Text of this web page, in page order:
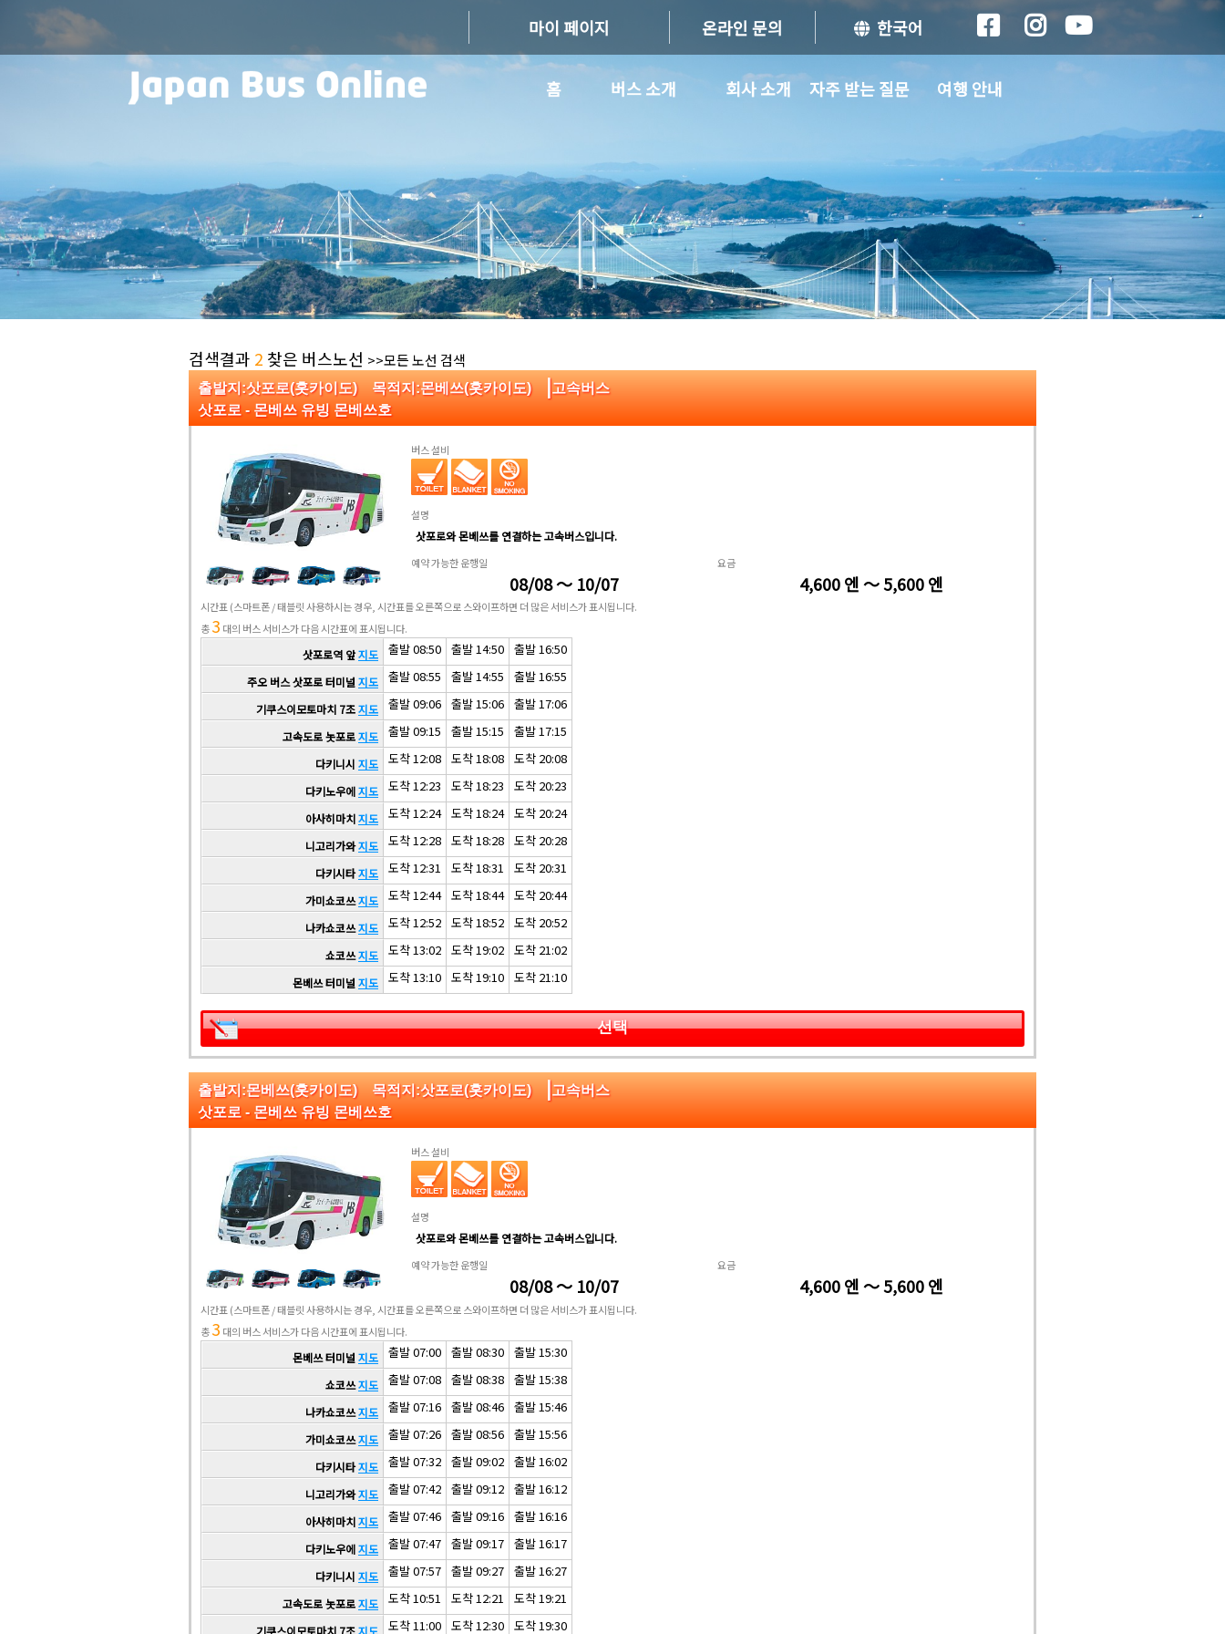
마이 페이지 온라인 문의 한국어
홈 버스 소개 회사 소개 자주 받는 질문 여행 안내
검색결과 2 찾은 버스노선 >>모든 노선 검색
출발지:삿포로(홋카이도) 목적지:몬베쓰(홋카이도) |고속버스
삿포로 - 몬베쓰 유빙 몬베쓰호
버스 설비
설명
삿포로와 몬베쓰를 연결하는 고속버스입니다.
예약 가능한 운행일
08/08 ～ 10/07
요금
4,600 엔 ～ 5,600 엔
시간표(스마트폰 / 태블릿 사용하시는 경우, 시간표를 오른쪽으로 스와이프하면 더 많은 서비스가 표시됩니다.
총3 대의 버스 서비스가 다음 시간표에 표시됩니다.
삿포로역 앞지도 출발 08:50 출발 14:50 출발 16:50
주오 버스 삿포로 터미널지도 출발 08:55 출발 14:55 출발 16:55
기쿠스이모토마치 7조지도 출발 09:06 출발 15:06 출발 17:06
고속도로 놋포로지도 출발 09:15 출발 15:15 출발 17:15
다키니시 지도 도착 12:08 도착 18:08 도착 20:08
다키노우에지도 도착 12:23 도착 18:23 도착 20:23
아사히마치지도 도착 12:24 도착 18:24 도착 20:24
니고리가와지도 도착 12:28 도착 18:28 도착 20:28
다키시타지도 도착 12:31 도착 18:31 도착 20:31
가미쇼코쓰지도 도착 12:44 도착 18:44 도착 20:44
나카쇼코쓰지도 도착 12:52 도착 18:52 도착 20:52
쇼코쓰지도 도착 13:02 도착 19:02 도착 21:02
몬베쓰 터미널지도 도착 13:10 도착 19:10 도착 21:10
선택
출발지:몬베쓰(홋카이도) 목적지:삿포로(홋카이도) |고속버스
삿포로 - 몬베쓰 유빙 몬베쓰호
버스 설비
설명
삿포로와 몬베쓰를 연결하는 고속버스입니다.
예약 가능한 운행일
08/08 ～ 10/07
요금
4,600 엔 ～ 5,600 엔
시간표 (스마트폰 / 태블릿 사용하시는 경우, 시간표를 오른쪽으로 스와이프하면 더 많은 서비스가 표시됩니다.
총3 대의 버스 서비스가 다음 시간표에 표시됩니다.
몬베쓰 터미널 지도 출발 07:00 출발 08:30 출발 15:30
쇼코쓰지도 출발 07:08 출발 08:38 출발 15:38
나카쇼코쓰지도 출발 07:16 출발 08:46 출발 15:46
가미쇼코쓰지도 출발 07:26 출발 08:56 출발 15:56
다키시타지도 출발 07:32 출발 09:02 출발 16:02
니고리가와지도 출발 07:42 출발 09:12 출발 16:12
아사히마치지도 출발 07:46 출발 09:16 출발 16:16
다키노우에지도 출발 07:47 출발 09:17 출발 16:17
다키니시 지도 출발 07:57 출발 09:27 출발 16:27
고속도로 놋포로지도 도착 10:51 도착 12:21 도착 19:21
기쿠스이모토마치 7조지도 도착 11:00 도착 12:30 도착 19:30